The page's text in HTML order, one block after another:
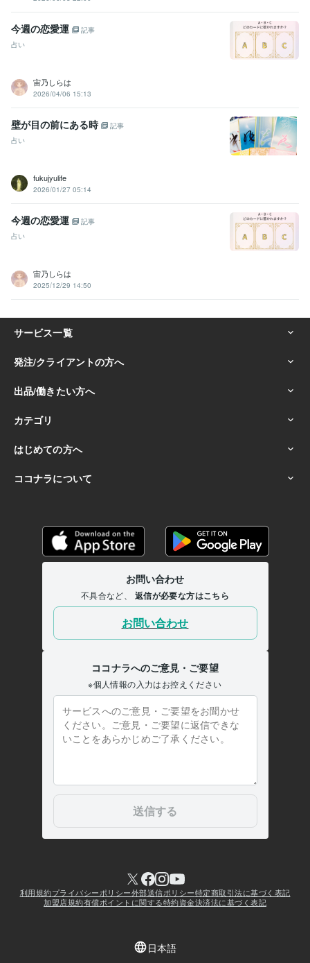
今週の恋愛運
記事
占い
宙乃しらは
2026/04/06 15:13
壁が目の前にある時
記事
占い
fukujyulife
2026/01/27 05:14
今週の恋愛運
記事
占い
宙乃しらは
2025/12/29 14:50